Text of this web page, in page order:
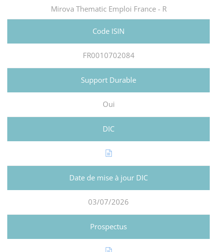
Mirova Thematic Emploi France - R
FR0010702084
Oui
03/07/2026